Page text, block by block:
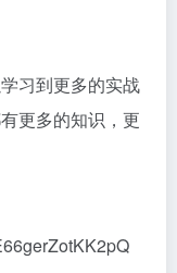
习到更多的实战
更多的知识，更